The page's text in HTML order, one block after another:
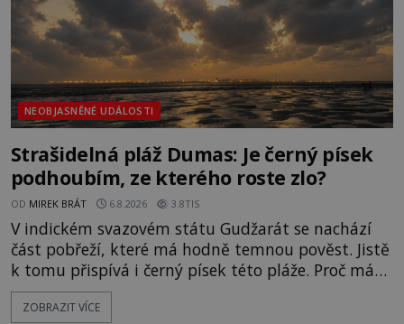
NEOBJASNĚNÉ UDÁLOSTI
Strašidelná pláž Dumas: Je černý písek
podhoubím, ze kterého roste zlo?
OD MIREK BRÁT 6.8.2026 3.8TIS
V indickém svazovém státu Gudžarát se nachází
část pobřeží, které má hodně temnou pověst. Jistě
k tomu přispívá i černý písek této pláže. Proč má
pláž takové netypické zbarvení? Nakolik jsou
pravdivé historky, že zde došlo k nevysvětlitelným
ZOBRAZIT VÍCE